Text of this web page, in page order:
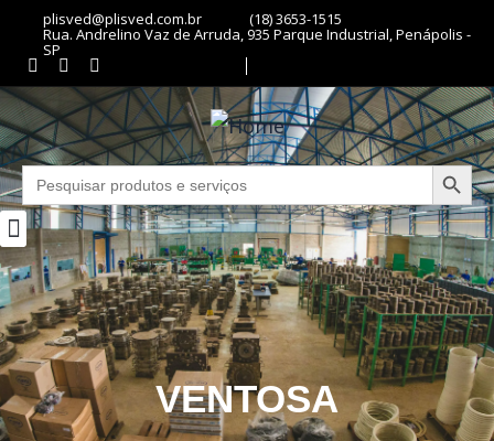
plisved@plisved.com.br (18) 3653-1515
Rua. Andrelino Vaz de Arruda, 935 Parque Industrial, Penápolis -
SP
Search
for:
Search
VENTOSA